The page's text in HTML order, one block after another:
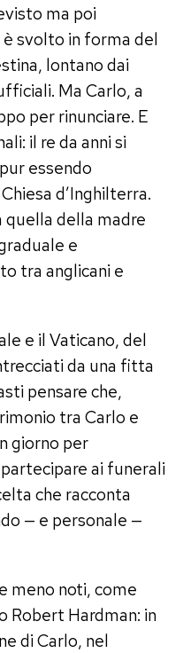
ma poi
svolto in forma del
lontano dai
Ma Carlo, a
per rinunciare. E
il re da anni si
essendo
d’Inghilterra.
quella della madre
e
tra anglicani e
e il Vaticano, del
da una fitta
pensare che,
tra Carlo e
giorno per
ai funerali
che racconta
— e personale —
meno noti, come
Robert Hardman: in
di Carlo, nel